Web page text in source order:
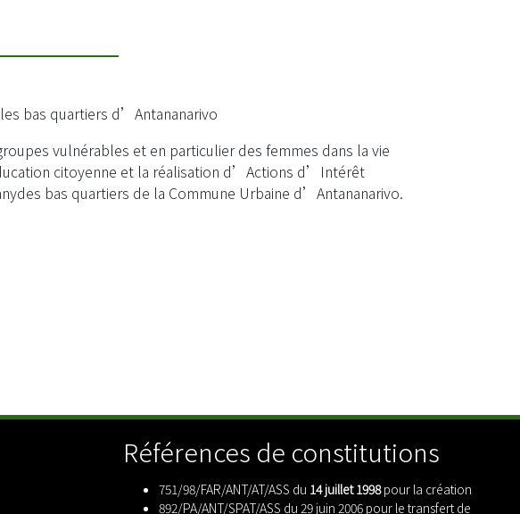
bas quartiers d’Antananarivo
vulnérables et en particulier des femmes dans la vie
citoyenne et la réalisation d’Actions d’Intérêt
bas quartiers de la Commune Urbaine d’Antananarivo.
Références de constitutions
751/98/FAR/ANT/AT/ASS du 14 juillet 1998pour la création
892/PA/ANT/SPAT/ASS du 29 juin 2006 pour le transfert de